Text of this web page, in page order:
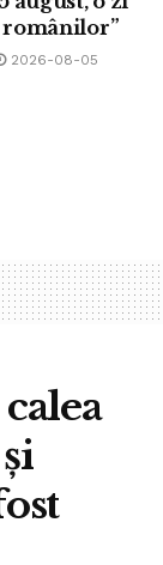
2026-08-05